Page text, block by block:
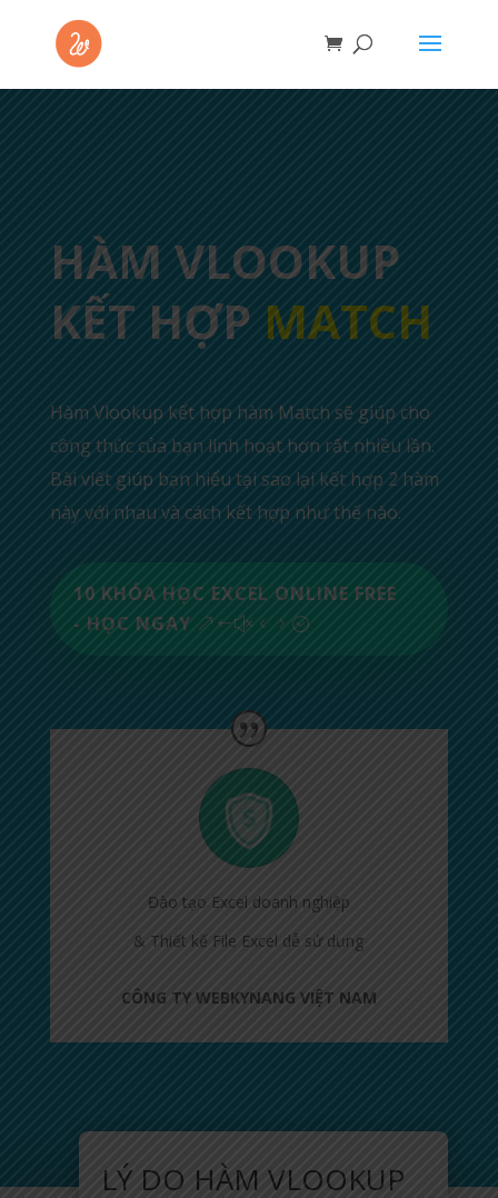
HÀM VLOOKUP
KẾT HỢP MATCH
Hàm Vlookup kết hợp hàm Match sẽ giúp cho
công thức của bạn linh hoạt hơn rất nhiều lần.
Bài viết giúp bạn hiểu tại sao lại kết hợp 2 hàm
này với nhau và cách kết hợp như thế nào.
10 KHÓA HỌC EXCEL ONLINE FREE
- HỌC NGAY
Đào tạo Excel doanh nghiệp
& Thiết kế File Excel dễ sử dụng
CÔNG TY WEBKYNANG VIỆT NAM
LÝ DO HÀM VLOOKUP